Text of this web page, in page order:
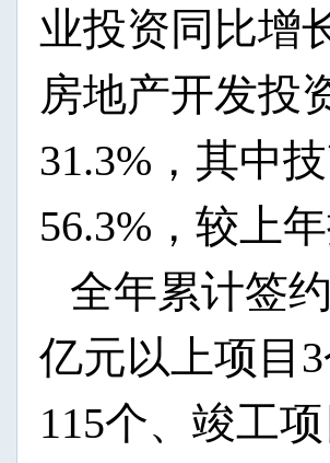
业投资同比增
房地产开发投
31.3%，其中
56.3%，较上
全年累计签
亿元以上项目
115个、竣工